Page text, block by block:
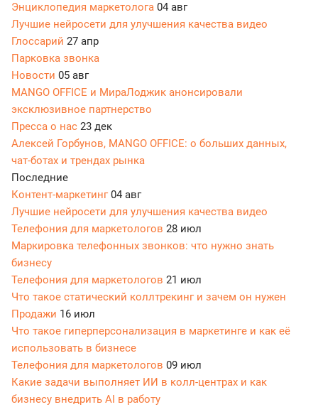
Энциклопедия маркетолога 04 авг
Лучшие нейросети для улучшения качества видео
Глоссарий 27 апр
Парковка звонка
Новости 05 авг
MANGO OFFICE и МираЛоджик анонсировали
эксклюзивное партнерство
Пресса о нас 23 дек
Алексей Горбунов, MANGO OFFICE: о больших данных,
чат-ботах и трендах рынка
Последние
Контент-маркетинг04 авг
Лучшие нейросети для улучшения качества видео
Телефония для маркетологов 28 июл
Маркировка телефонных звонков: что нужно знать
бизнесу
Телефония для маркетологов 21 июл
Что такое статический коллтрекинг и зачем он нужен
Продажи 16 июл
Что такое гиперперсонализация в маркетинге и как её
использовать в бизнесе
Телефония для маркетологов 09 июл
Какие задачи выполняет ИИ в колл-центрах и как
бизнесу внедрить AI в работу